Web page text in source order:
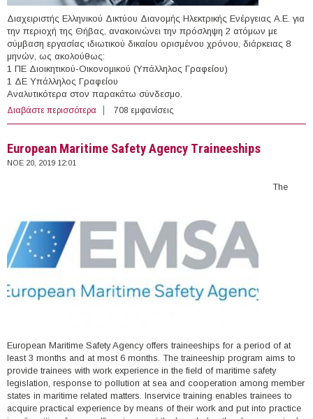
Διαχειριστής Ελληνικού Δικτύου Διανομής Ηλεκτρικής Ενέργειας Α.Ε. για
την περιοχή της Θήβας, ανακοινώνει την πρόσληψη 2 ατόμων με
σύμβαση εργασίας ιδιωτικού δικαίου ορισμένου χρόνου, διάρκειας 8
μηνών, ως ακολούθως:
1 ΠΕ Διοικητικού-Οικονομικού (Υπάλληλος Γραφείου)
1 ΔΕ Υπάλληλος Γραφείου
Αναλυτικότερα στον παρακάτω σύνδεσμο.
Διαβάστε περισσότερα για 2 άτομα με Σύμβαση Ορισμένου Χρόνου στον
Διαχειριστή Ελληνικού Δικτύου Διανομής Ηλεκτρικής
708 εμφανίσεις
European Maritime Safety Agency Τraineeships
ΝΟΕ 20, 2019 12:01
The
European Maritime Safety Agency offers traineeships for a period of at
least 3 months and at most 6 months. The traineeship program aims to
provide trainees with work experience in the field of maritime safety
legislation, response to pollution at sea and cooperation among member
states in maritime related matters. Inservice training enables trainees to
acquire practical experience by means of their work and put into practice